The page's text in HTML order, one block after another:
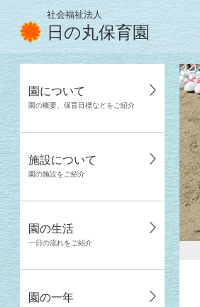
社会福祉法人
日の丸保育園
園について
園の概要、保育目標などをご紹介
施設について
園の施設をご紹介
園の生活
一日の流れをご紹介
園の一年